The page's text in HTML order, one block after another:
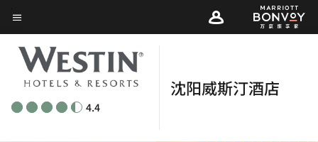
Skip
to
main
content
菜单文本
4.4
沈阳威斯汀酒店